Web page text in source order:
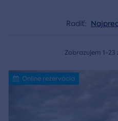
Radiť:
Zobrazujem 1-23
Online rezervácia